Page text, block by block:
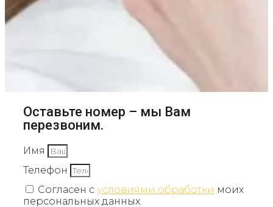
Оставьте номер – мы Вам
перезвоним.
Имя
Телефон
Согласен с условиями обработки моих
персональных данных.